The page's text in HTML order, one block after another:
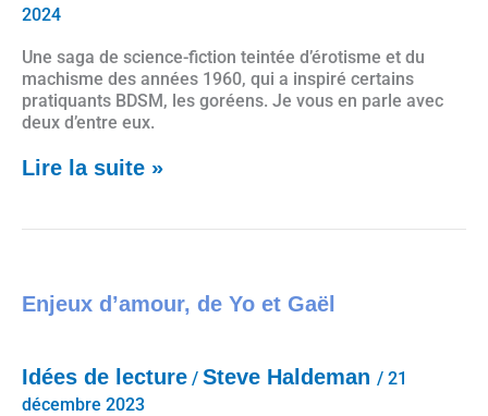
2024
Une saga de science-fiction teintée d’érotisme et du
machisme des années 1960, qui a inspiré certains
pratiquants BDSM, les goréens. Je vous en parle avec
deux d’entre eux.
Lire la suite »
Enjeux d’amour, de Yo et Gaël
Idées de lecture / Steve Haldeman / 21
décembre 2023